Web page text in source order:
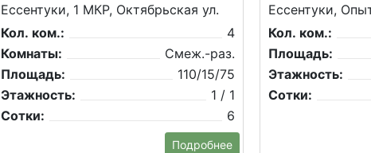
Ессентуки, 1 МКР, Октябрьская ул.
Кол. ком.:
4
Комнаты:
Смеж.-раз.
Площадь:
110/15/75
Этажность:
1 / 1
Сотки:
6
Подробнее
Ессентуки,
Кол. ком.:
Площадь:
Этажность:
Сотки: